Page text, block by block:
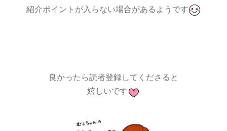
紹介ポイントが入らない場合があるようです
良かったら読者登録してくださると
嬉しいです